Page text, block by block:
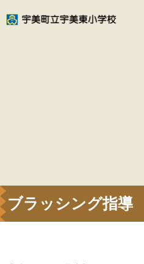
ブラッシング指導